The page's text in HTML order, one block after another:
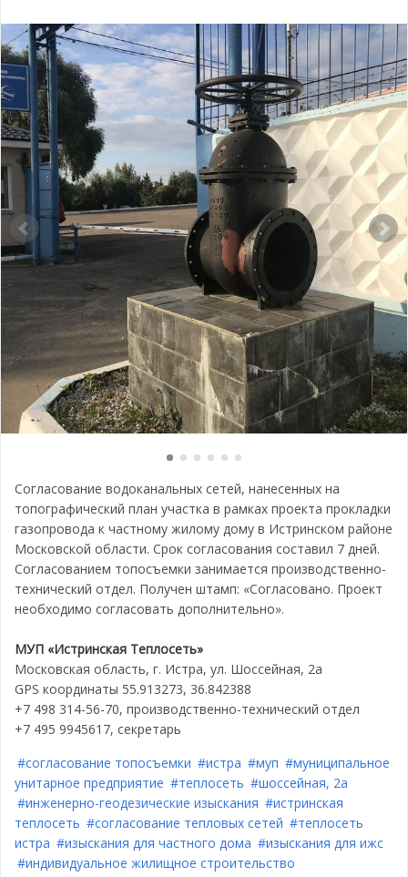
Согласование водоканальных сетей, нанесенных на
топографический план участка в рамках проекта прокладки
газопровода к частному жилому дому в Истринском районе
Московской области. Срок согласования составил 7 дней.
Согласованием топосъемки занимается производственно-
технический отдел. Получен штамп: «Согласовано. Проект
необходимо согласовать дополнительно».
МУП «Истринская Теплосеть»
Московская область, г. Истра, ул. Шоссейная, 2а
GPS координаты 55.913273, 36.842388
+7 498 314-56-70, производственно-технический отдел
+7 495 9945617, секретарь
#согласование топосъемки #истра #муп #муниципальное
унитарное предприятие #теплосеть #шоссейная, 2а
#инженерно-геодезические изыскания #истринская
теплосеть #согласование тепловых сетей #теплосеть
истра #изыскания для частного дома #изыскания для ижс
#индивидуальное жилищное строительство